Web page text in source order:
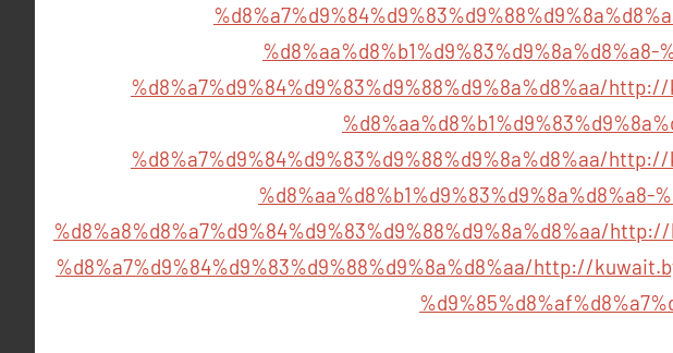
%d8%a7%d9%84%d9%83%d9%88%d9%8a%d8%aa/http://
%d8%a7%d9%84%d9%83%d9%88%d9%8a%d8%aa/http://
%d8%aa%d8%b1%d9%83%d9%8a%d8%a8-
%d8%a8%d8%a7%d9%84%d9%83%d9%88%d9%8a%d8%aa/http://
%d8%a7%d9%84%d9%83%d9%88%d9%8a%d8%aa/http://